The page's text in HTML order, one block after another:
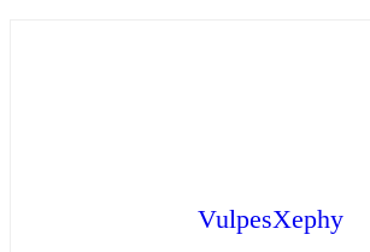
VulpesXephy